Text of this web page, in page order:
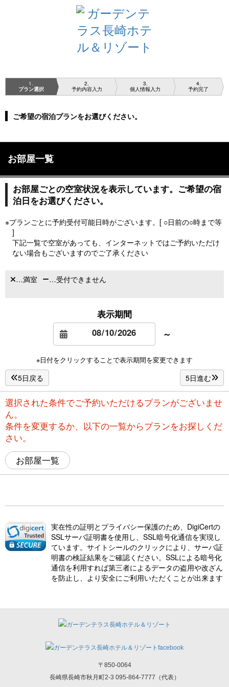
1
プラン選択
2
予約内容入力
3
個人情報入力
4
予約完了
ご希望の宿泊プランをお選びください。
お部屋一覧
お部屋ごとの空室状況を表示しています。ご希望の宿
泊日をお選びください。
※プランごとに予約受付可能日時がございます。[ ○日前の○時まで等
]
下記一覧で空室があっても、インターネットではご予約いただけ
ない場合もございますのでご了承ください
…満室 …受付できません
表示期間
～
※日付をクリックすることで表示期間を変更できます
5日戻る 5日進む
選択された条件でご予約いただけるプランがございませ
ん。
条件を変更するか、以下の一覧からプランをお探しくだ
さい。
お部屋一覧
実在性の証明とプライバシー保護のため、DigiCertの
SSLサーバ証明書を使用し、SSL暗号化通信を実現し
ています。サイトシールのクリックにより、サーバ証
明書の検証結果をご確認ください。SSLによる暗号化
通信を利用すれば第三者によるデータの盗用や改ざん
を防止し、より安全にご利用いただくことが出来ます
〒850-0064
長崎県長崎市秋月町2-3 095-864-7777（代表）